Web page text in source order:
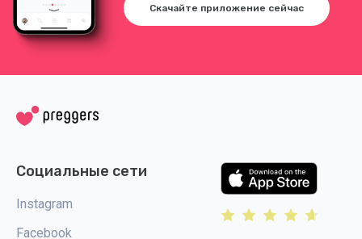
Скачайте приложение сейчас
Социальные сети
Instagram
Facebook